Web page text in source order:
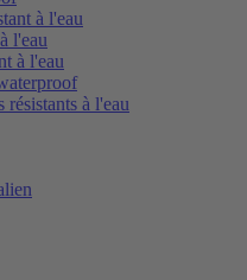
à l'eau
l'eau
à l'eau
résistants à l'eau